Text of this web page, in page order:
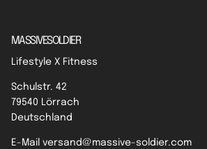
MASSIVESOLDIER
Lifestyle X Fitness
Schulstr. 42
79540 Lörrach
Deutschland
E-Mail versand@massive-soldier.com